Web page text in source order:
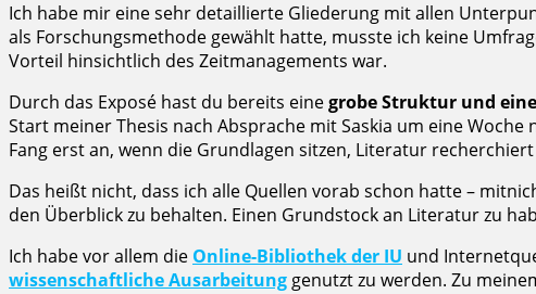
Ich habe mir eine sehr detaillierte Gliederung mit allen
als Forschungsmethode gewählt hatte, musste ich keine
Vorteil hinsichtlich des Zeitmanagements war.
Durch das Exposé hast du bereits einegrobe Struktur und
Start meiner Thesis nach Absprache mit Saskia um eine
Fang erst an, wenn die Grundlagen sitzen, Literatur
Das heißt nicht, dass ich alle Quellen vorab schon hatte –
den Überblick zu behalten. Einen Grundstock an Literatur zu
Ich habe vor allem die Online-Bibliothek der IU und
wissenschaftliche Ausarbeitung genutzt zu werden. Zu